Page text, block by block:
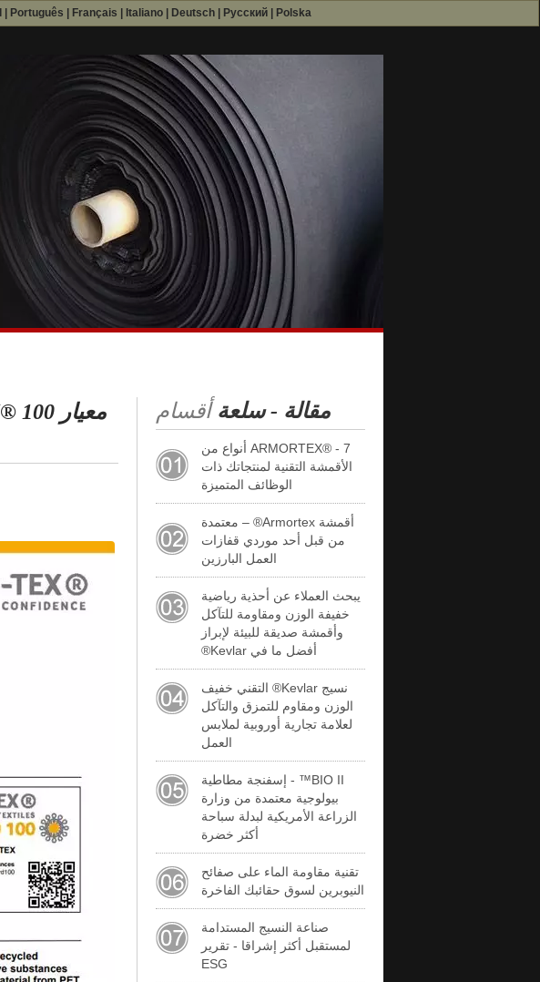
مقالة - سلعة أقسام
ARMORTEX® - 7 أنواع من
الأقمشة التقنية لمنتجاتك ذات
الوظائف المتميزة
أقمشة Armortex® – معتمدة
من قبل أحد موردي قفازات
العمل البارزين
يبحث العملاء عن أحذية رياضية
خفيفة الوزن ومقاومة للتآكل
وأقمشة صديقة للبيئة لإبراز
أفضل ما في Kevlar®
نسيج Kevlar® التقني خفيف
الوزن ومقاوم للتمزق والتآكل
لعلامة تجارية أوروبية لملابس
العمل
BIO II™ - إسفنجة مطاطية
بيولوجية معتمدة من وزارة
الزراعة الأمريكية لبدلة سباحة
أكثر خضرة
تقنية مقاومة الماء على صفائح
النيوبرين لسوق حقائبك الفاخرة
صناعة النسيج المستدامة
لمستقبل أكثر إشراقا - تقرير
ESG
Português Français Italiano Deutsch Русский Polska